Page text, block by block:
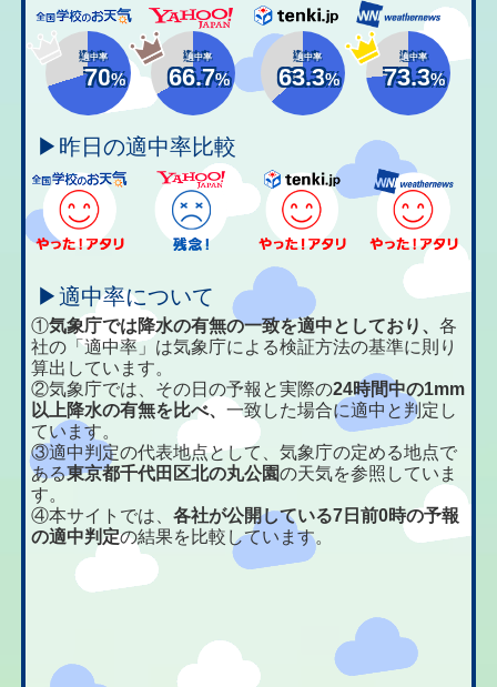
適中率
70%
適中率
66.7%
適中率
63.3%
適中率
73.3%
▶昨日の適中率比較
▶適中率について
①気象庁では降水の有無の一致を適中としており、各
社の「適中率」は気象庁による検証方法の基準に則り
算出しています。
②気象庁では、その日の予報と実際の24時間中の1mm
以上降水の有無を比べ、一致した場合に適中と判定し
ています。
③適中判定の代表地点として、気象庁の定める地点で
ある東京都千代田区北の丸公園の天気を参照していま
す。
④本サイトでは、各社が公開している7日前0時の予報
の適中判定の結果を比較しています。